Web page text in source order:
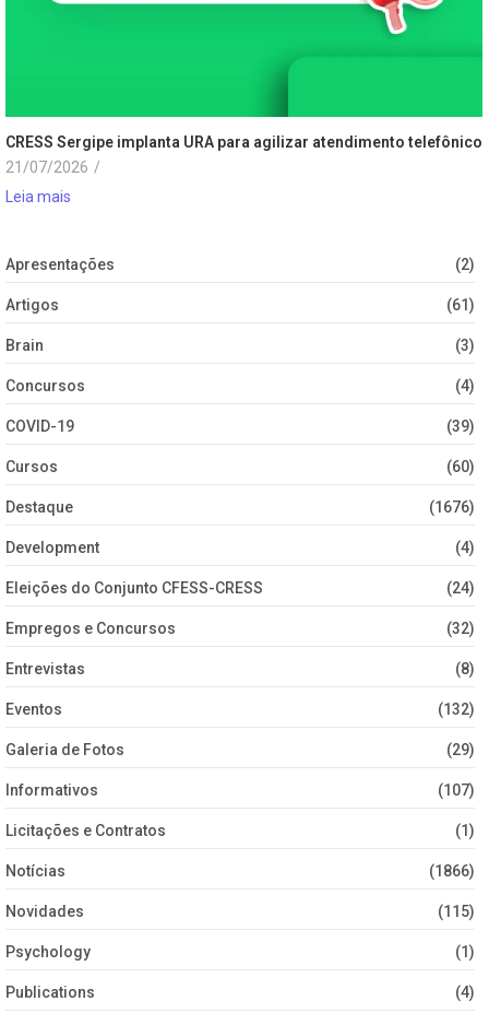
CRESS Sergipe implanta URA para agilizar atendimento telefônico
21/07/2026 /
Leia mais
Apresentações (2)
Artigos (61)
Brain (3)
Concursos (4)
COVID-19 (39)
Cursos (60)
Destaque (1676)
Development (4)
Eleições do Conjunto CFESS-CRESS (24)
Empregos e Concursos (32)
Entrevistas (8)
Eventos (132)
Galeria de Fotos (29)
Informativos (107)
Licitações e Contratos (1)
Notícias (1866)
Novidades (115)
Psychology (1)
Publications (4)